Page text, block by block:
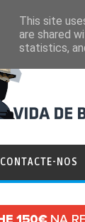
CONTACTE-NOS
This site
are shared
statistics,